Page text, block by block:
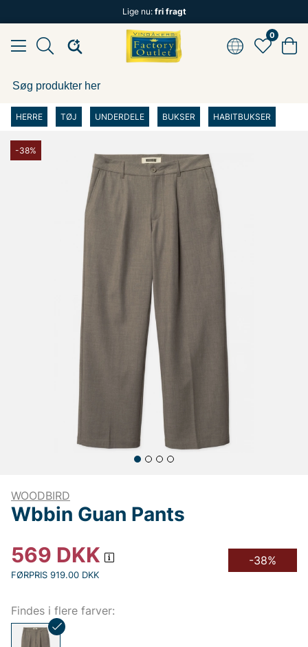
Lige nu: fri fragt
0
HERRE TØJ UNDERDELE BUKSER HABITBUKSER
-38%
WOODBIRD
Wbbin Guan Pants
569 DKK
FØRPRIS 919.00 DKK
-38%
Findes i flere farver: